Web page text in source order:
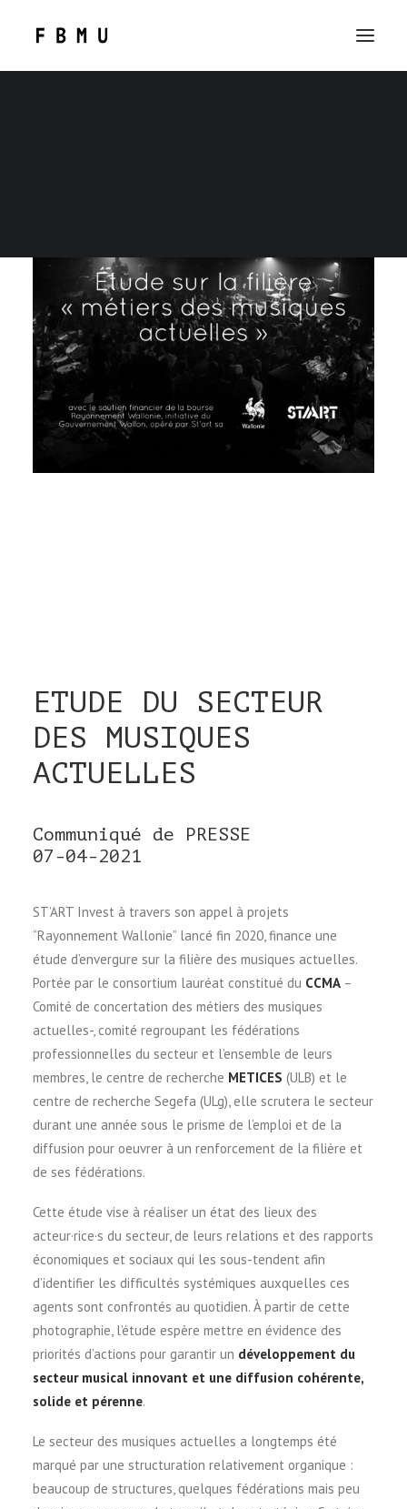
ETUDE DU SECTEUR
DES MUSIQUES
ACTUELLES
Communiqué de PRESSE
07-04-2021
ST’ART Invest à travers son appel à projets
“Rayonnement Wallonie” lancé fin 2020, finance une
étude d’envergure sur la filière des musiques actuelles.
Portée par le consortium lauréat constitué du CCMA –
Comité de concertation des métiers des musiques
actuelles-, comité regroupant les fédérations
professionnelles du secteur et l’ensemble de leurs
membres, le centre de recherche METICES (ULB) et le
centre de recherche Segefa (ULg), elle scrutera le secteur
durant une année sous le prisme de l’emploi et de la
diffusion pour oeuvrer à un renforcement de la filière et
de ses fédérations.
Cette étude vise à réaliser un état des lieux des
acteur·rice·s du secteur, de leurs relations et des rapports
économiques et sociaux qui les sous-tendent afin
d’identifier les difficultés systémiques auxquelles ces
agents sont confrontés au quotidien. À partir de cette
photographie, l’étude espère mettre en évidence des
priorités d’actions pour garantir un développement du
secteur musical innovant et une diffusion cohérente,
solide et pérenne.
Le secteur des musiques actuelles a longtemps été
marqué par une structuration relativement organique :
beaucoup de structures, quelques fédérations mais peu